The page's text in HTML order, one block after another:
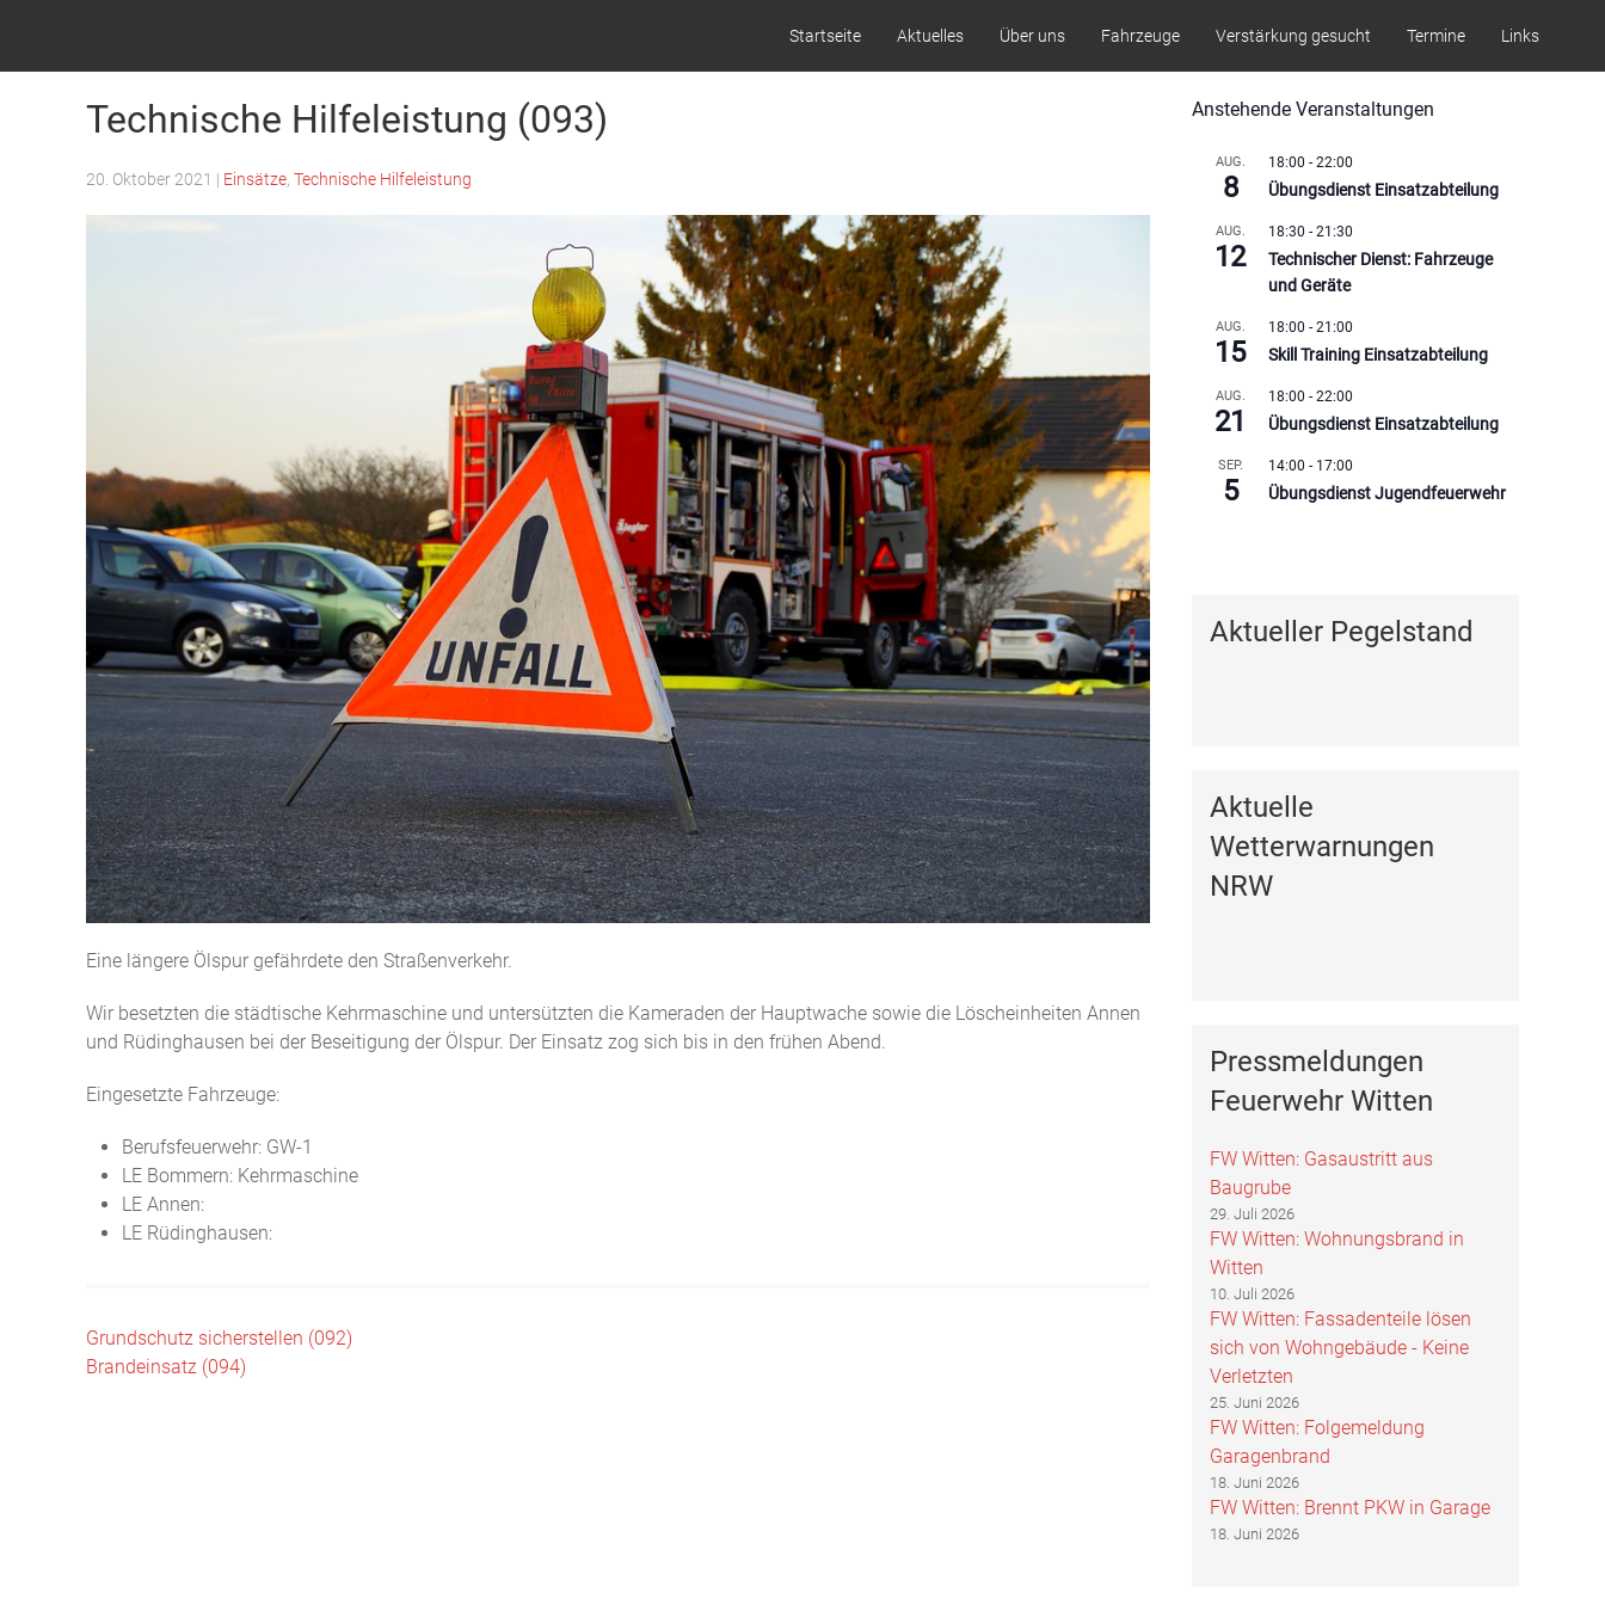
Startseite Aktuelles Über uns Fahrzeuge Verstärkung gesucht Termine Links
Technische Hilfeleistung (093)
20. Oktober 2021 | Einsätze Technische Hilfeleistung
Eine längere Ölspur gefährdete den Straßenverkehr.
Wir besetzten die städtische Kehrmaschine und untersützten die Kameraden der Hauptwache sowie die Löscheinheiten Annen
und Rüdinghausen bei der Beseitigung der Ölspur. Der Einsatz zog sich bis in den frühen Abend.
Eingesetzte Fahrzeuge:
Berufsfeuerwehr: GW-1
LE Bommern: Kehrmaschine
LE Annen:
LE Rüdinghausen:
Beitragsnavigation
Grundschutz sicherstellen (092)
Brandeinsatz (094)
Anstehende Veranstaltungen
AUG.
8
18:00 -22:00
Übungsdienst Einsatzabteilung
AUG.
12
18:30 -21:30
Technischer Dienst: Fahrzeuge
und Geräte
AUG.
15
18:00 -21:00
Skill Training Einsatzabteilung
AUG.
21
18:00 -22:00
Übungsdienst Einsatzabteilung
SEP.
5
14:00 - 17:00
Übungsdienst Jugendfeuerwehr
Aktueller Pegelstand
Aktuelle
Wetterwarnungen
NRW
Pressmeldungen
Feuerwehr Witten
FW Witten: Gasaustritt aus
Baugrube
29. Juli 2026
FW Witten: Wohnungsbrand in
Witten
10. Juli 2026
FW Witten: Fassadenteile lösen
sich von Wohngebäude - Keine
Verletzten
25. Juni 2026
FW Witten: Folgemeldung
Garagenbrand
18. Juni 2026
FW Witten: Brennt PKW in Garage
18. Juni 2026